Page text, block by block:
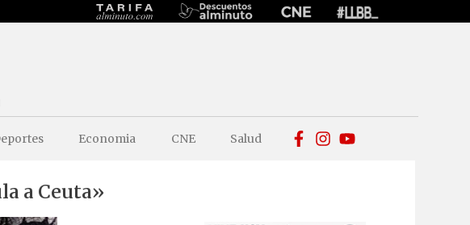
Economia CNE Salud
a Ceuta»